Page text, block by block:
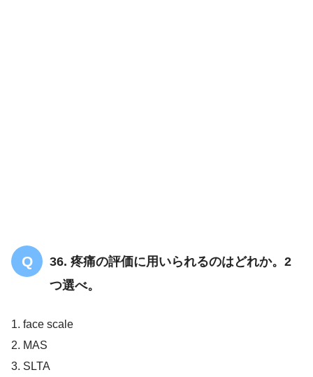
36. 疼痛の評価に用いられるのはどれか。2
つ選べ。
1. face scale
2. MAS
3. SLTA